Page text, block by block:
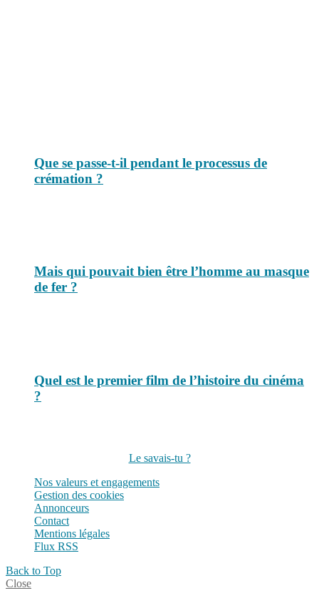
Que se passe-t-il pendant le processus de
crémation ?
Mais qui pouvait bien être l’homme au masque
de fer ?
Quel est le premier film de l’histoire du cinéma
?
Le savais-tu ?
Nos valeurs et engagements
Gestion des cookies
Annonceurs
Contact
Mentions légales
Flux RSS
Back to Top
Close